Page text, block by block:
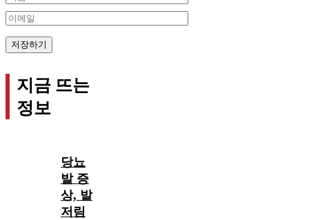
Email
지금 뜨는
정보
당뇨
발 증
상, 발
저림